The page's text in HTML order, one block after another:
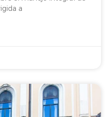
a